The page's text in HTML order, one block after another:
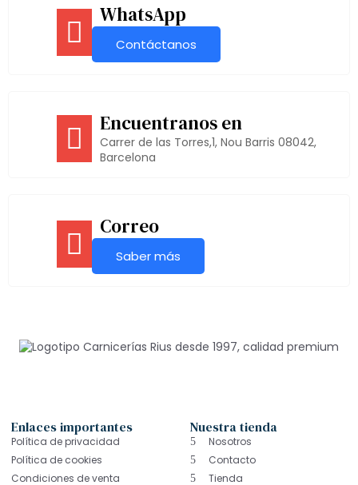
WhatsApp
Contáctanos
Encuentranos en
Carrer de las Torres,1, Nou Barris 08042,
Barcelona
Correo
Saber más
Enlaces importantes
Política de privacidad
Política de cookies
Condiciones de venta
Nuestra tienda
Nosotros
Contacto
Tienda